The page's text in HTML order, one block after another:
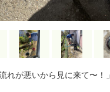
れが悪いから見に来て〜！」